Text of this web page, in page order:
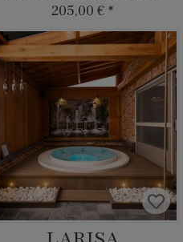
205,00 € *